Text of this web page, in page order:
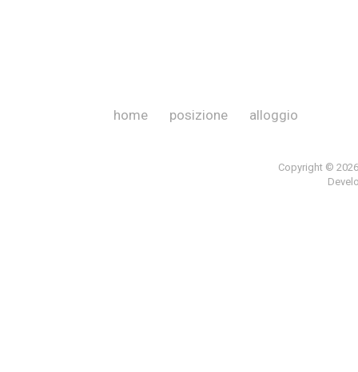
home posizione alloggio
Copyright ©